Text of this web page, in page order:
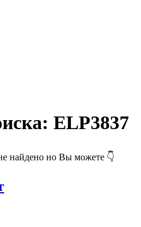
ELP3837
найдено но Вы можете 👇